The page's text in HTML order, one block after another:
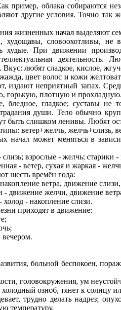
пример, облака собираются
другие условия. Точно так
жизненных начал выделяют
худощавы, словоохотливы, не
худые. При движении
Вкус: любят сладкое, кислое,
цвет волос и кожи
издают неприятный запах.
горькую, плотную и
бледное, гладкое; суставы не
души. Тело обычно
быть слишком ленивы. Любят
ветер+желчь, желчь+слизь,
начал может меняться в
взрослые - желчь; старики -
- ветер, сухая и жаркая -
шесть времён года:
ветра, движение
- движение желчи, движение
холод - накопление слизи.
приходят в движение:
больной беспокоен,
головокружения, ум
холодный озноб, тянет к солнцу
трудно делать надрез;
температуру.